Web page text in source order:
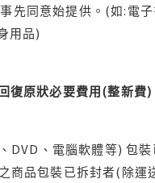
先同意始提供。(如:電
用品)
原狀必要費用(整新
、電腦軟體等) 包
商品包裝已拆封者(除運